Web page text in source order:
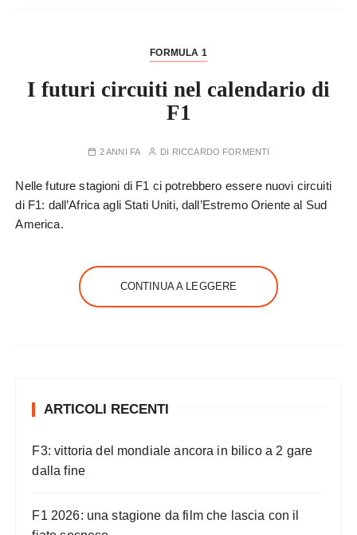
FORMULA 1
I futuri circuiti nel calendario di
F1
2 ANNI FA DI RICCARDO FORMENTI
Nelle future stagioni di F1 ci potrebbero essere nuovi circuiti
di F1: dall’Africa agli Stati Uniti, dall’Estremo Oriente al Sud
America.
CONTINUA A LEGGERE
ARTICOLI RECENTI
F3: vittoria del mondiale ancora in bilico a 2 gare
dalla fine
F1 2026: una stagione da film che lascia con il